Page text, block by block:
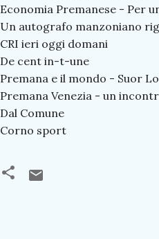
Economia Premanese - Per
Un autografo manzoniano
CRI ieri oggi domani
De cent in-t-une
Premana e il mondo - Suor
Premana Venezia - un
Dal Comune
Corno sport